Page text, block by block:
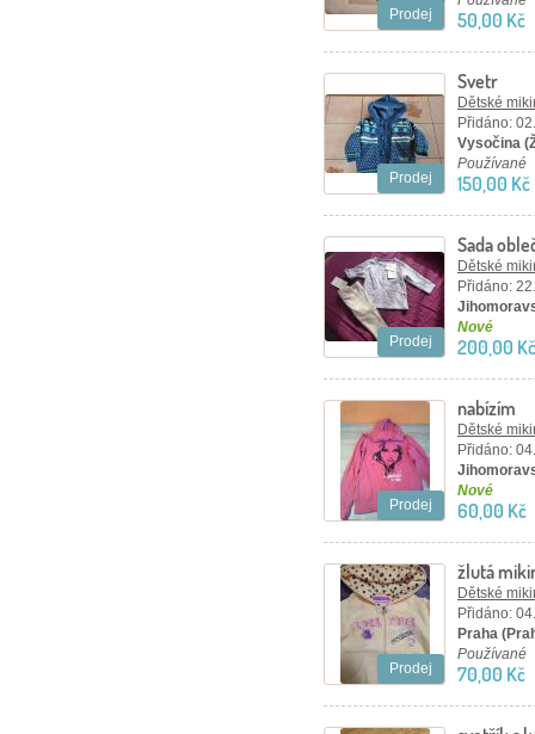
Prodej 50,00 Kč
Prodej
Svetr
Dětské
Přidáno:
Vysočina
Používané
150,00 Kč
Prodej
Sada
Dětské
Přidáno:
Nové
200,00 Kč
Prodej
nabízím
Dětské
Přidáno:
Nové
60,00 Kč
Prodej
žlutá
Dětské
Přidáno:
Praha
Používané
70,00 Kč